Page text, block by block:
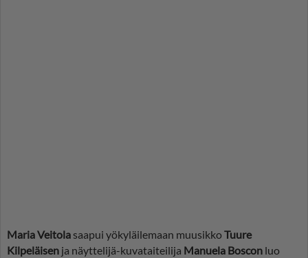
Maria Veitola saapui yökyläilemaan muusikkoTuure
Kilpeläisen ja näyttelijä-kuvataiteilija Manuela Boscon luo